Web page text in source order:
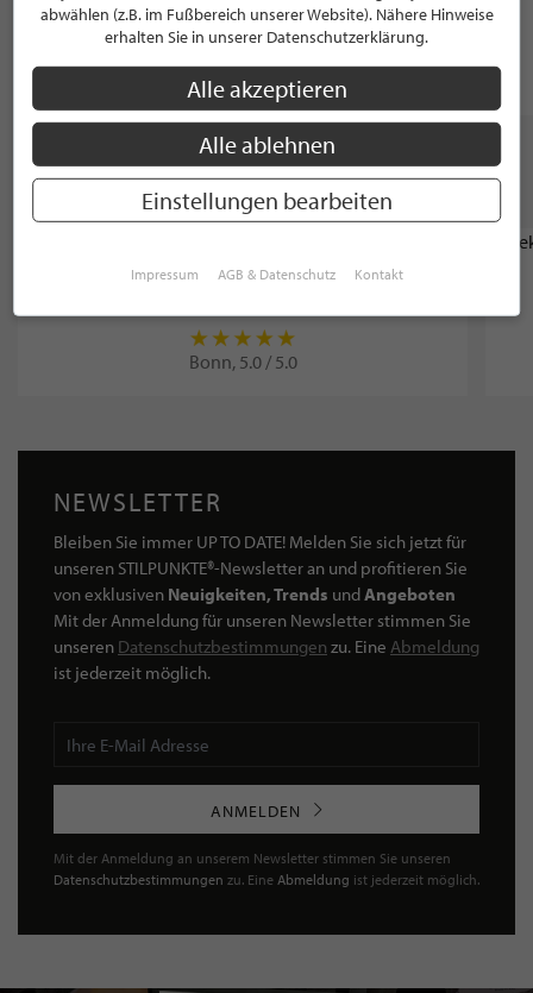
Farahani Hair by Hamid Farahani
Bonn, 5.0 / 5.0
WEITERE STILPUNKTE AUS "LEBEN &
WOHNEN"
Bonn, 5.0 / 5.0
NEWSLETTER
Bleiben Sie immer UP TO DATE! Melden Sie sich jetzt für
unseren STILPUNKTE®-Newsletter an und profitieren Sie
von exklusiven Neuigkeiten, Trends undAngeboten
Mit der Anmeldung für unseren Newsletter stimmen Sie
unseren Datenschutzbestimmungen zu. Eine Abmeldung
ist jederzeit möglich.
ANMELDEN
Mit der Anmeldung an unserem Newsletter stimmen Sie unseren
Datenschutzbestimmungen zu. Eine Abmeldung ist jederzeit möglich.
abwählen (z.B. im Fußbereich unserer Website). Nähere Hinweise
erhalten Sie in unserer Datenschutzerklärung.
Alle akzeptieren
Alle ablehnen
Einstellungen bearbeiten
Impressum AGB & Datenschutz Kontakt